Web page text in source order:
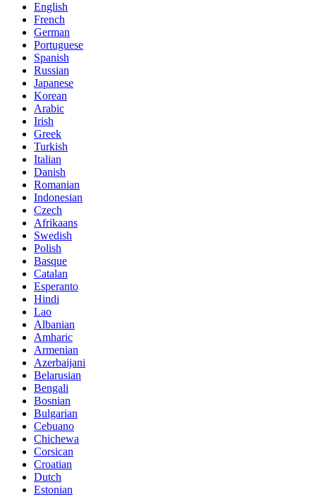
English
French
German
Portuguese
Spanish
Russian
Japanese
Korean
Arabic
Irish
Greek
Turkish
Italian
Danish
Romanian
Indonesian
Czech
Afrikaans
Swedish
Polish
Basque
Catalan
Esperanto
Hindi
Lao
Albanian
Amharic
Armenian
Azerbaijani
Belarusian
Bengali
Bosnian
Bulgarian
Cebuano
Chichewa
Corsican
Croatian
Dutch
Estonian